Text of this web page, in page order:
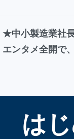
★中小製造業社
エンタメ全開で
は